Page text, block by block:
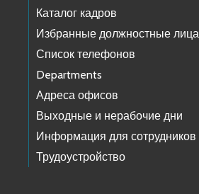
Каталог кадров
Избранные должностные лица
Список телефонов
Departments
Адреса офисов
Выходные и нерабочие дни
Информация для сотрудников
Трудоустройство